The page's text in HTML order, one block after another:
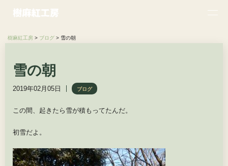
樹麻紅工房 > ブログ > 雪の朝
雪の朝
2019年02月05日 ブログ
この間、起きたら雪が積もってたんだ。
初雪だよ。